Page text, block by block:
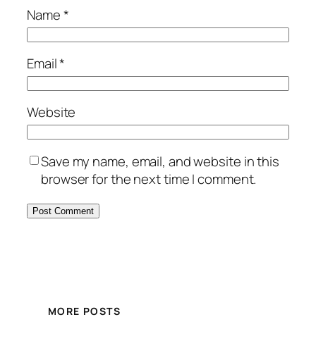
Name*
Email*
Website
Save my name, email, and website in this
browser for the next time I comment.
MORE POSTS